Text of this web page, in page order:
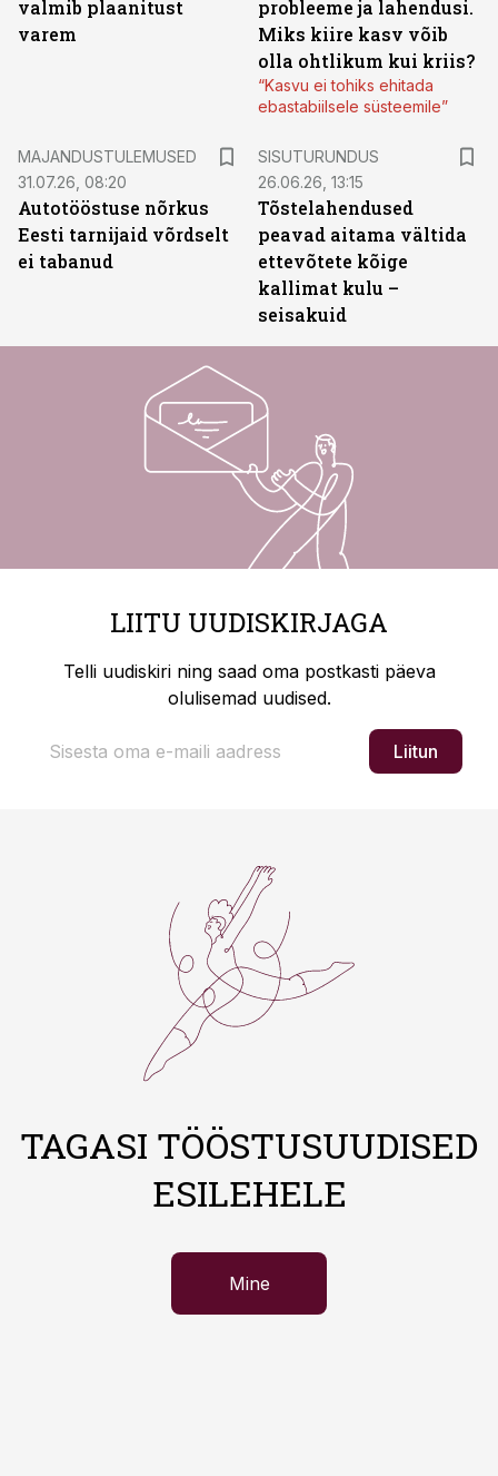
valmib plaanitust
varem
probleeme ja lahendusi.
Miks kiire kasv võib
olla ohtlikum kui kriis?
“Kasvu ei tohiks ehitada
ebastabiilsele süsteemile”
MAJANDUSTULEMUSED
31.07.26, 08:20
Autotööstuse nõrkus
Eesti tarnijaid võrdselt
ei tabanud
SISUTURUNDUS
26.06.26, 13:15
Tõstelahendused
peavad aitama vältida
ettevõtete kõige
kallimat kulu –
seisakuid
LIITU UUDISKIRJAGA
Telli uudiskiri ning saad oma postkasti päeva
olulisemad uudised.
Liitun
TAGASI TÖÖSTUSUUDISED
ESILEHELE
Mine